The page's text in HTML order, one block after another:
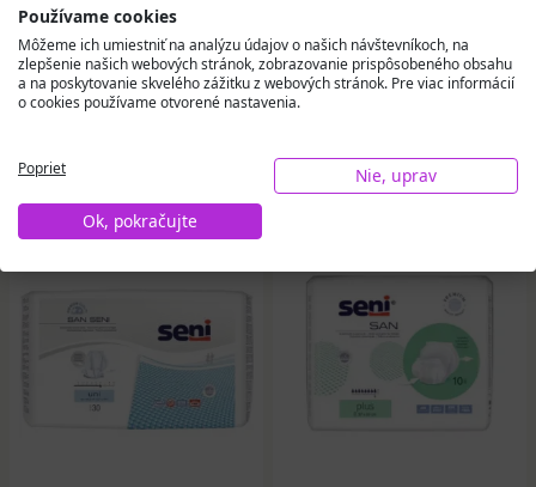
inkontinenčné obvod
bokov 130-175 cm
savosť 3400 ml 10 ks
8,36 €
Na sklade
ks
18,48 €
Do košíka
Používame cookies
Môžeme ich umiestniť na analýzu údajov o našich návštevníkoch, na
zlepšenie našich webových stránok, zobrazovanie prispôsobeného obsahu
a na poskytovanie skvelého zážitku z webových stránok. Pre viac informácií
o cookies používame otvorené nastavenia.
Poprieť
Nie, uprav
Ok, pokračujte